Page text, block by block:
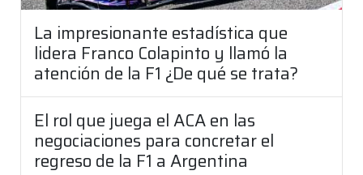
La impresionante estadística que
lidera Franco Colapinto y llamó la
atención de la F1 ¿De qué se trata?
El rol que juega el ACA en las
negociaciones para concretar el
regreso de la F1 a Argentina